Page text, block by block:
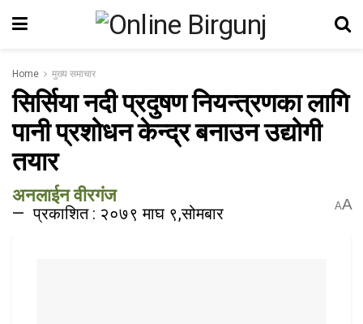
Home मुख्य समाचार
सिर्सिया नदी प्रदुषण नियन्त्रणका लागि
पानी प्रशोधन केन्द्र बनाउन उद्योगी
तयार
अनलाईन वीरगंज
प्रकाशित : २०७९ माघ ९,सोमबार AA